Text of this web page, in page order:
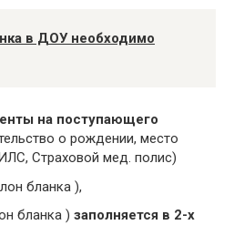
в ДОУ необходимо
на поступающего
о рождении, место
Страховой мед. полис)
бланка ),
бланка ) заполняется в 2-х